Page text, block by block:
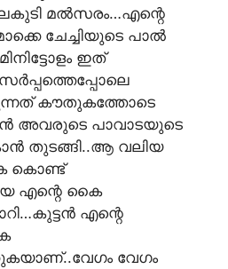
മല്‍സരം…എന്റെ
ചേച്ചിയുടെ പാൽ
ഇത്
കൗതുകത്തോടെ
അവരുടെ പാവാടയുടെ
തുടങ്ങി..ആ വലിയ
കൊണ്ട്
എന്റെ കൈ
എന്റെ
വേഗം